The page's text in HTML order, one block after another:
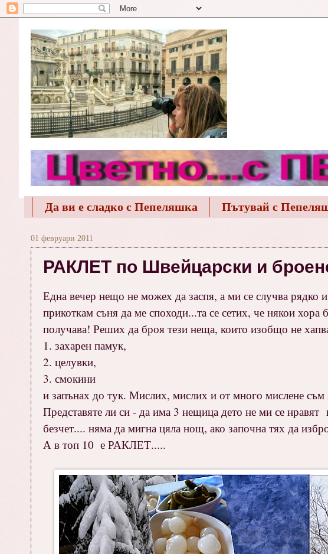
Да ви е сладко с Пепеляшка Пътувай с
01 февруари 2011
РАКЛЕТ по Швейцарски и
Една вечер нещо не можех да заспя, а ми се случва рядко
прикоткам съня да ме споходи...та се сетих, че някои
получава! Реших да броя тези неща, които изобщо не
1. захарен памук,
2. целувки,
3. смокини
и запънах до тук. Мислих, мислих и от много мислене съм
Представяте ли си - да има 3 нещица дето не ми се
безчет.... няма да мигна цяла нощ, ако започна тях да
А в топ 10 е РАКЛЕТ.....